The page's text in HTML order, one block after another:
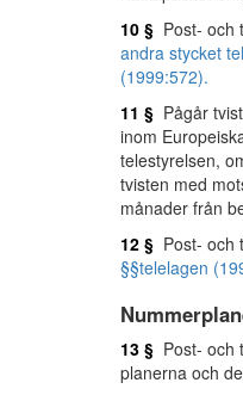
10 § Post- och
andra stycket
(1999:572).
11 § Pågår
inom
telestyrelsen,
tvisten med
månader från
12 § Post- och
§§telelagen
13 § Post- och
planerna och